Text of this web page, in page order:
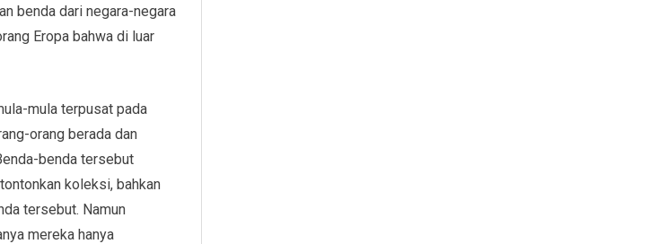
benda dari negara-negara
Eropa bahwa di luar
mula terpusat pada
orang berada dan
benda tersebut
koleksi, bahkan
tersebut. Namun
mereka hanya